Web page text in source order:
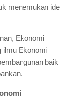
menemukan ide
Ekonomi
ilmu Ekonomi
baik